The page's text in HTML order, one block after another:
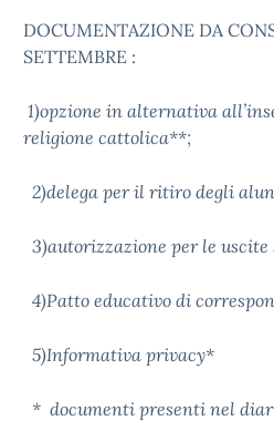
DOCUMENTAZIONE DA
SETTEMBRE :
1)opzione in alternativa
religione cattolica**;
2)delega per il ritiro degli
3)autorizzazione per le
4)Patto educativo di
5)Informativa privacy*
* documenti presenti nel